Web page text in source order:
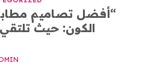
“أفضل تصاميم
الكون: حيث تلتقي